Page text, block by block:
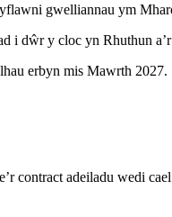
gwelliannau ym
i dŵr y cloc yn Rhuthun
erbyn mis Mawrth 2027.
contract adeiladu wedi